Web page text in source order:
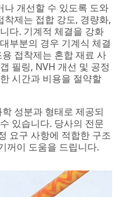
나 개선할 수 있도록 도와
제는 접합 강도, 경량화,
다. 기계적 체결을 강화
부분의 경우 기계식 체결
접착제는 혼합 재료 사
필링, NVH 개선 및 공정
시간과 비용을 절약할
성분과 형태로 제공되
있습니다. 당사의 전문
요구 사항에 적합한 구조
꺼이 도움을 드립니다.